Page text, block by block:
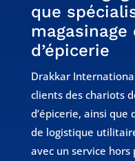
que
d’épicerie
Drakkar
clients des chariots
d’épicerie, ainsi
de logistique
avec un service